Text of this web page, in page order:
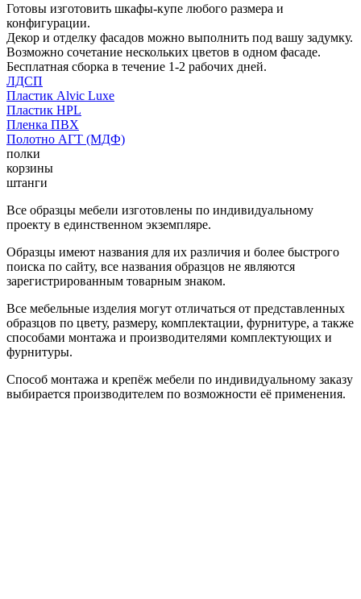
Готовы изготовить шкафы-купе любого размера и
конфигурации.
Декор и отделку фасадов можно выполнить под вашу задумку.
Возможно сочетание нескольких цветов в одном фасаде.
Бесплатная сборка в течение 1-2 рабочих дней.
ЛДСП
Пластик Alvic Luxe
Пластик HPL
Пленка ПВХ
Полотно АГТ (МДФ)
полки
корзины
штанги
Все образцы мебели изготовлены по индивидуальному
проекту в единственном экземпляре.
Образцы имеют названия для их различия и более быстрого
поиска по сайту, все названия образцов не являются
зарегистрированным товарным знаком.
Все мебельные изделия могут отличаться от представленных
образцов по цвету, размеру, комплектации, фурнитуре, а также
способами монтажа и производителями комплектующих и
фурнитуры.
Способ монтажа и крепёж мебели по индивидуальному заказу
выбирается производителем по возможности её применения.